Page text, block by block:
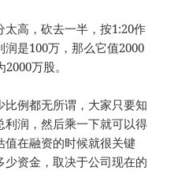
高，砍去一半，按1:20作
是100万，那么它值2000
万股。
例都无所谓，大家只要知
润，然后乘一下就可以得
值在融资的时候就很关键
资金，取决于公司现在的